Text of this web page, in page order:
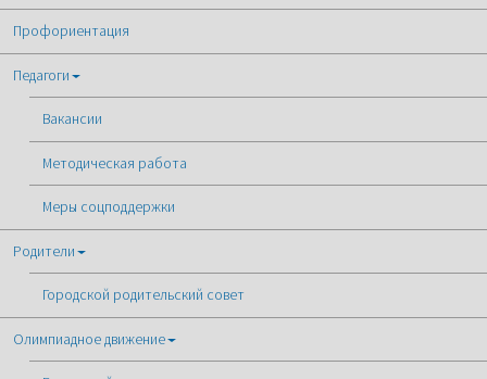
Профориентация
Педагоги
Вакансии
Методическая работа
Меры соцподдержки
Родители
Городской родительский совет
Олимпиадное движение